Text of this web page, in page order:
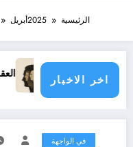
الرئيسية 2025أبريل
اخر الاخبار
العقل النقلي لا يبدع حتى
في الواجهة